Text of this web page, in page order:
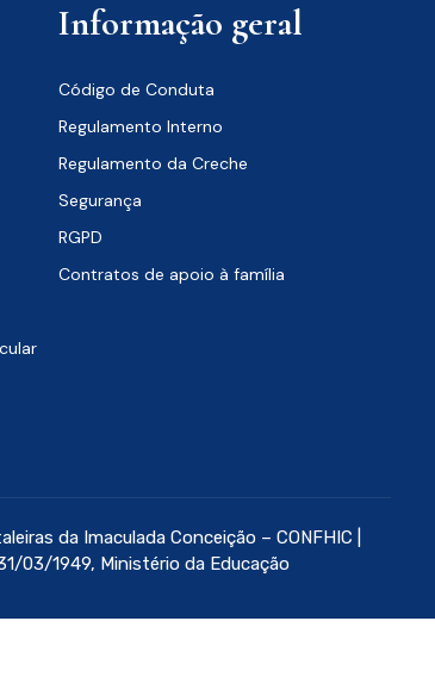
Informação geral
Código de Conduta
Regulamento Interno
Regulamento da Creche
Segurança
RGPD
Contratos de apoio à família
da Imaculada Conceição – CONFHIC |
03/1949, Ministério da Educação